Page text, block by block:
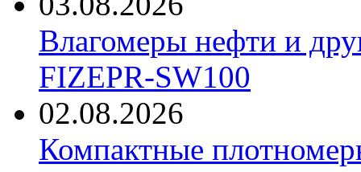
Влагомеры нефти и
FIZEPR-SW100
02.08.2026
Компактные